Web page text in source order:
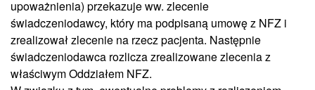
upoważnienia) przekazuje ww. zlecenie
świadczeniodawcy, który ma podpisaną umowę z NFZ i
zrealizował zlecenie na rzecz pacjenta. Następnie
świadczeniodawca rozlicza zrealizowane zlecenia z
właściwym Oddziałem NFZ.